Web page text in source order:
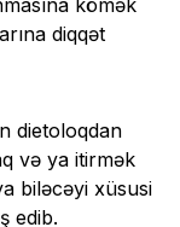
diqqət
dietoloqdan
və ya itirmək
biləcəyi xüsusi
edib.